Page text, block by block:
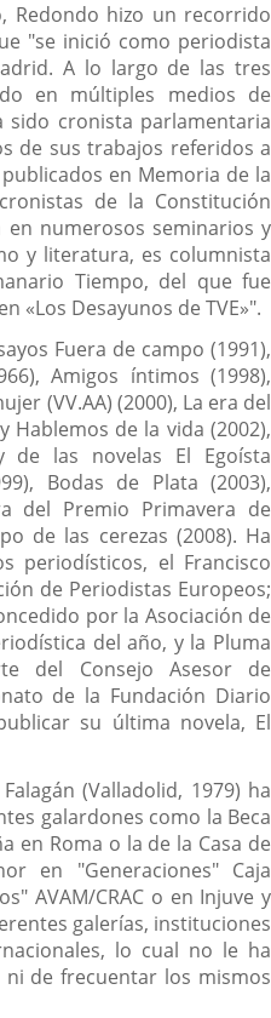
Redondo hizo un recorrido
"se inició como periodista
A lo largo de las tres
en múltiples medios de
sido cronista parlamentaria
de sus trabajos referidos a
en Memoria de la
de la Constitución
en numerosos seminarios y
y literatura, es columnista
Tiempo, del que fue
«Los Desayunos de TVE»".
Fuera de campo (1991),
Amigos íntimos (1998),
(VV.AA) (2000), La era del
Hablemos de la vida (2002),
de las novelas El Egoísta
Bodas de Plata (2003),
del Premio Primavera de
de las cerezas (2008). Ha
periodísticos, el Francisco
de Periodistas Europeos;
por la Asociación de
del año, y la Pluma
del Consejo Asesor de
de la Fundación Diario
su última novela, El
(Valladolid, 1979) ha
galardones como la Beca
en Roma o la de la Casa de
en "Generaciones" Caja
AVAM/CRAC o en Injuve y
galerías, instituciones
lo cual no le ha
de frecuentar los mismos